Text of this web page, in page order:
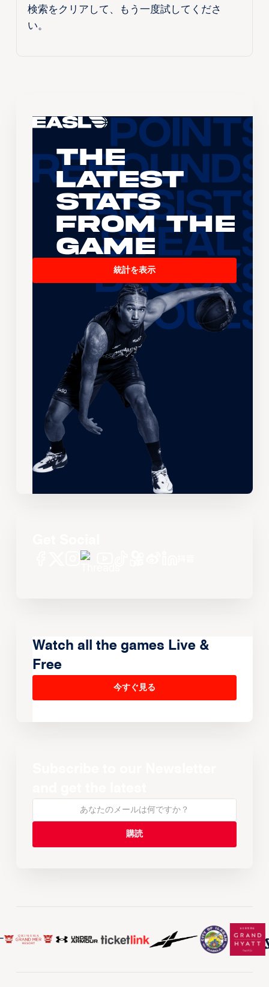
検索をクリアして、もう一度試してくださ
い。
The
Latest
Stats
From the
Game
統計を表示
Watch all the games Live &
Free
今すぐ見る